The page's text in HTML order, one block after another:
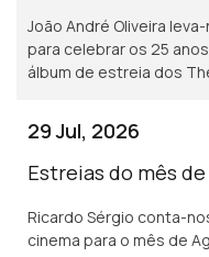
João André Oliveira
para celebrar os 25
álbum de estreia dos
29 Jul, 2026
Estreias do mês
Ricardo Sérgio conta-
cinema para o mês de